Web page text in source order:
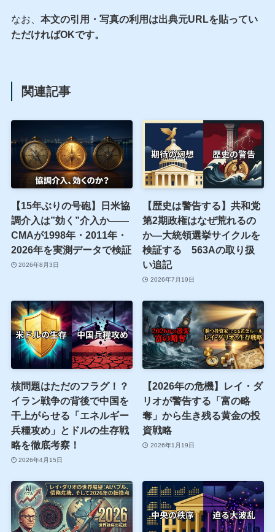
なお、 本文の引用・写真の利用は出典元URLを貼ってい
ただければOKです。
関連記事
【15年ぶりの号砲】日米協
調介入は”効く”介入か——
CMAが1998年・2011年・
2026年を実測データで検証
2026年8月3日
【歴史は警告する】共和党
第2期政権はなぜ荒れるの
か—大統領選挙サイクルを
検証する 563Aの取り扱
い追記
2026年7月19日
核問題はただのフラグ！？
イラン戦争の背後で中国を
干上がらせる「エネルギー
兵糧攻め」とドルの生存戦
略を徹底考察！
2026年4月15日
【2026年の危機】レイ・ダ
リオが警告する「富の略
奪」から生き残る黄金の投
資戦略
2026年1月19日